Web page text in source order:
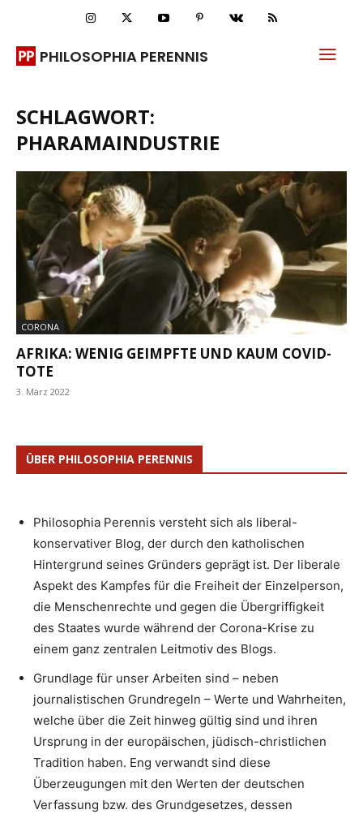
PHILOSOPHIA PERENNIS
SCHLAGWORT:
PHARAMAINDUSTRIE
CORONA
AFRIKA: WENIG GEIMPFTE UND KAUM COVID-
TOTE
3. März 2022
ÜBER PHILOSOPHIA PERENNIS
Philosophia Perennis versteht sich als liberal-
konservativer Blog, der durch den katholischen
Hintergrund seines Gründers geprägt ist. Der liberale
Aspekt des Kampfes für die Freiheit der Einzelperson,
die Menschenrechte und gegen die Übergriffigkeit
des Staates wurde während der Corona-Krise zu
einem ganz zentralen Leitmotiv des Blogs.
Grundlage für unser Arbeiten sind – neben
journalistischen Grundregeln – Werte und Wahrheiten,
welche über die Zeit hinweg gültig sind und ihren
Ursprung in der europäischen, jüdisch-christlichen
Tradition haben. Eng verwandt sind diese
Überzeugungen mit den Werten der deutschen
Verfassung bzw. des Grundgesetzes, dessen